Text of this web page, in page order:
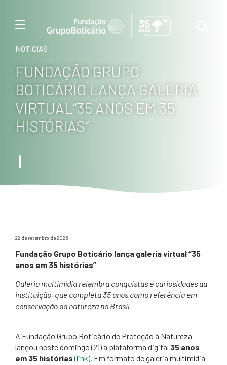
Menu
NOTÍCIAS
FUNDAÇÃO GRUPO
BOTICÁRIO LANÇA GALERIA
VIRTUAL“35 ANOS EM 35
HISTÓRIAS”
22 de setembro de 2025
Fundação Grupo Boticário lança galeria virtual “35
anos em 35 histórias”
Galeria multimídia relembra conquistas e curiosidades da
instituição, que completa 35 anos como referência em
conservação da natureza no Brasil
A Fundação Grupo Boticário de Proteção à Natureza
lançou neste domingo (21) a plataforma digital 35 anos
em 35 histórias (link). Em formato de galeria multimídia